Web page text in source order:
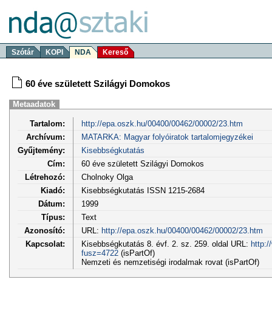
Szótár KOPI NDA Kereső
60 éve született Szilágyi Domokos
Metaadatok
Tartalom:
http://epa.oszk.hu/00400/00462/00002/23.htm
Archívum:
MATARKA: Magyar folyóiratok tartalomjegyzékei
Gyűjtemény:
Kisebbségkutatás
Cím:
60 éve született Szilágyi Domokos
Létrehozó:
Cholnoky Olga
Kiadó:
Kisebbségkutatás ISSN 1215-2684
Dátum:
1999
Típus:
Text
Azonosító:
URL: http://epa.oszk.hu/00400/00462/00002/23.htm
Kapcsolat:
Kisebbségkutatás 8. évf. 2. sz. 259. oldal URL:
fusz=4722(isPartOf)
Nemzeti és nemzetiségi irodalmak rovat (isPartOf)